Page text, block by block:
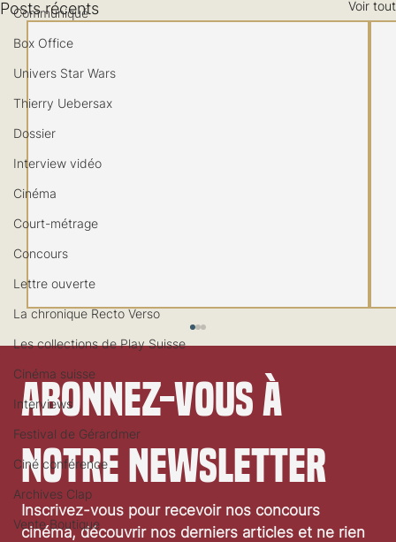
Communiqué
Box Office
Univers Star Wars
Thierry Uebersax
Dossier
Interview vidéo
Cinéma
Court-métrage
Concours
Lettre ouverte
La chronique Recto Verso
Les collections de Play Suisse
Cinéma suisse
Interviews
Festival de Gérardmer
Ciné conférence
Archives Clap
Vente Boutique
Posts récents Voir tout
Festival de Locarno 2026: Dances With Wolves
Abonnez-vous à
notre newsletter
Inscrivez-vous pour recevoir nos concours
cinéma, découvrir nos derniers articles et ne rien